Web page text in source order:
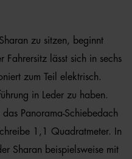
zu sitzen, beginnt
Fahrersitz lässt sich in sechs
zum Teil elektrisch.
in Leder zu haben.
Panorama-Schiebedach
1,1 Quadratmeter. In
Sharan beispielsweise mit